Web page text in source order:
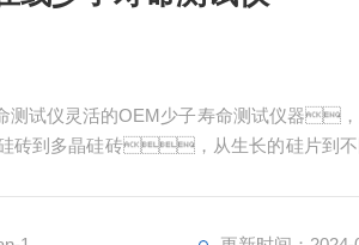
测试仪灵活的OEM少子寿命测试仪器
到多晶硅砖，从生长的硅片到不